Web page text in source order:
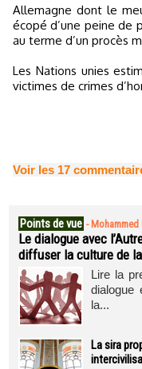
Allemagne dont le
écopé d’une peine de
au terme d’un procès
Les Nations unies
victimes de crimes
Voir les 17
Points de vue -
Le dialogue avec
diffuser la culture de
Lire la
dialogue
la...
La sira